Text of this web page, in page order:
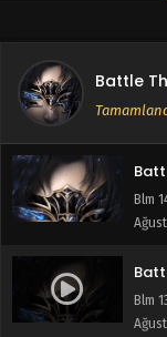
Battle
Blm
Blm